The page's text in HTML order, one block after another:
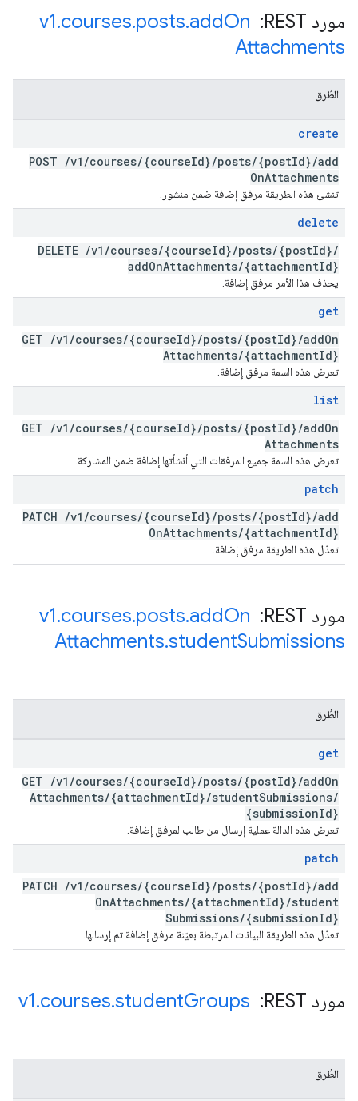
مورد REST: ‏ v1.courses.posts.addOn
Attachments
الطُرق
create
POST /v1 /courses/{courseId}/posts/{postId}/add
OnAttachments
تنشئ هذه الطريقة مرفق إضافة ضمن منشور.
delete
DELETE /v1 /courses/{courseId}/posts/{postId}/
addOnAttachments/{attachmentId}
يحذف هذا الأمر مرفق إضافة.
get
GET /v1 /courses/{courseId}/posts/{postId}/addOn
Attachments/{attachmentId}
تعرض هذه السمة مرفق إضافة.
list
GET /v1 /courses/{courseId}/posts/{postId}/addOn
Attachments
تعرض هذه السمة جميع المرفقات التي أنشأتها إضافة ضمن المشاركة.
patch
PATCH /v1 /courses/{courseId}/posts/{postId}/add
OnAttachments/{attachmentId}
تعدّل هذه الطريقة مرفق إضافة.
مورد REST: ‏ v1.courses.posts.addOn
Attachments.studentSubmissions
الطُرق
get
GET /v1 /courses/{courseId}/posts/{postId}/addOn
Attachments/{attachmentId}/studentSubmissions/
{submissionId}
تعرض هذه الدالة عملية إرسال من طالب لمرفق إضافة.
patch
PATCH /v1 /courses/{courseId}/posts/{postId}/add
OnAttachments/{attachmentId}/student
Submissions/{submissionId}
تعدّل هذه الطريقة البيانات المرتبطة بعيّنة مرفق إضافة تم إرسالها.
مورد REST: ‏ v1.courses.studentGroups
الطُرق